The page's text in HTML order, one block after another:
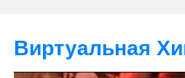
Виртуальная